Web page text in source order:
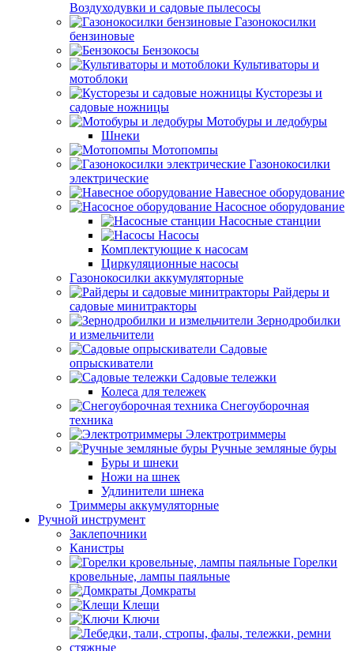
Воздуходувки и садовые пылесосы
Газонокосилки
бензиновые
Бензокосы
Культиваторы и
мотоблоки
Кусторезы и
садовые ножницы
Мотобуры и ледобуры
Шнеки
Мотопомпы
Газонокосилки
электрические
Навесное оборудование
Насосное оборудование
Насосные станции
Насосы
Комплектующие к насосам
Циркуляционные насосы
Газонокосилки аккумуляторные
Райдеры и
садовые минитракторы
Зернодробилки
и измельчители
Садовые
опрыскиватели
Садовые тележки
Колеса для тележек
Снегоуборочная
техника
Электротриммеры
Ручные земляные буры
Буры и шнеки
Ножи на шнек
Удлинители шнека
Триммеры аккумуляторные
Ручной инструмент
Заклепочники
Канистры
Горелки
кровельные, лампы паяльные
Домкраты
Клещи
Ключи